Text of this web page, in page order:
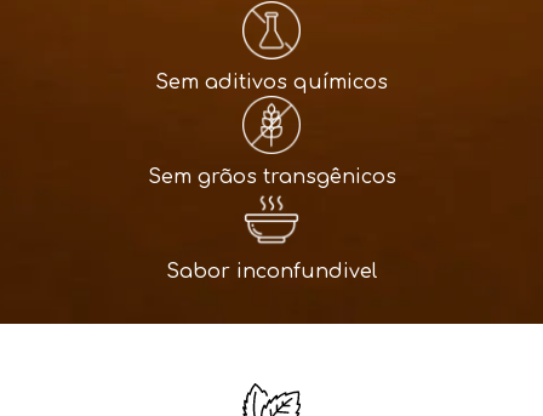
Sem aditivos químicos
Sem grãos transgênicos
Sabor inconfundivel